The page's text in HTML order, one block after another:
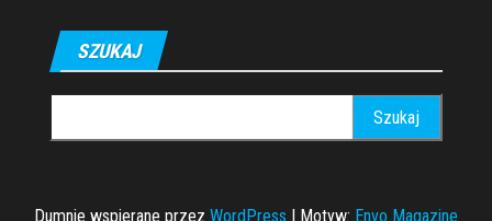
SZUKAJ
Dumnie wspierane przez WordPress | Motyw: Envo Magazine